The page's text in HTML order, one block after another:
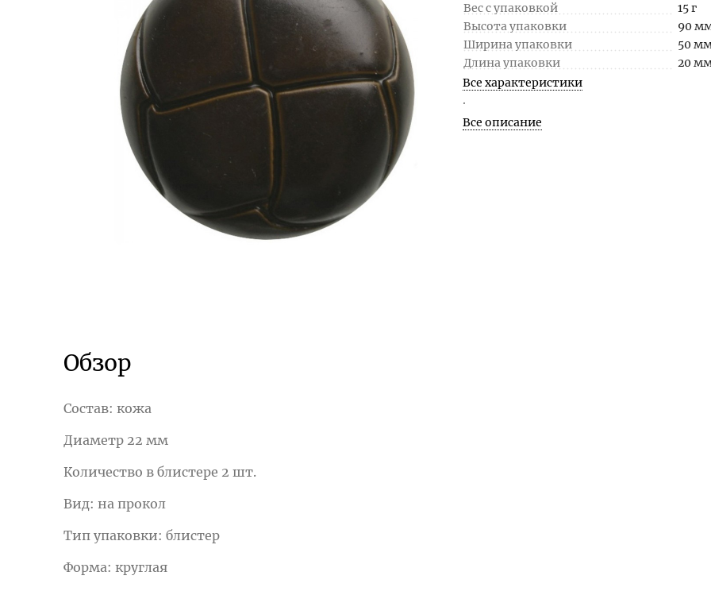
Вес с упаковкой
15 г
Высота упаковки
90
Ширина упаковки
50
Длина упаковки
20
Все характеристики
.
Все описание
Обзор
Состав: кожа
Диаметр 22 мм
Количество в блистере 2 шт.
Вид: на прокол
Тип упаковки: блистер
Форма: круглая